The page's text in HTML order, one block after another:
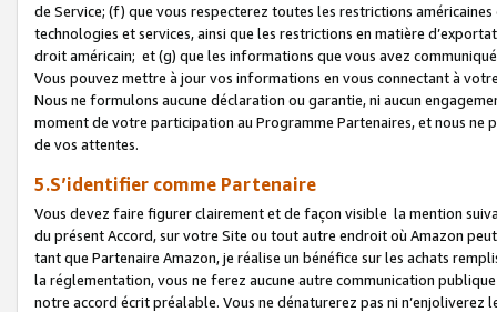
de Service; (f) que vous respecterez toutes les restrictions
technologies et services, ainsi que les restrictions en matière
droit américain; et (g) que les informations que vous avez
Vous pouvez mettre à jour vos informations en vous connectant à
Nous ne formulons aucune déclaration ou garantie, ni aucun
moment de votre participation au Programme Partenaires, et nous
de vos attentes.
5.S’identifier comme Partenaire
Vous devez faire figurer clairement et de façon visible la mention
du présent Accord, sur votre Site ou tout autre endroit où Amazon
tant que Partenaire Amazon, je réalise un bénéfice sur les achats
la réglementation, vous ne ferez aucune autre communication
notre accord écrit préalable. Vous ne dénaturerez pas ni